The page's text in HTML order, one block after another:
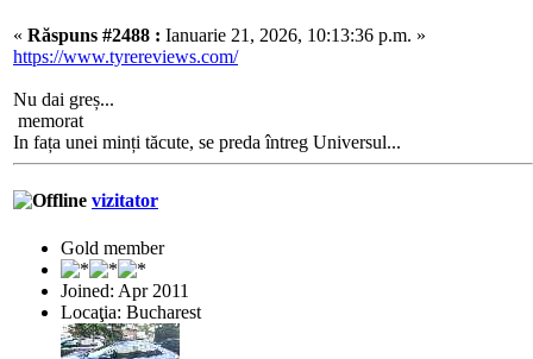
« Răspuns #2488 : Ianuarie 21, 2026, 10:13:36 p.m. »
https://www.tyrereviews.com/
Nu dai greș...
memorat
In fața unei minți tăcute, se preda întreg Universul...
vizitator
Gold member
Joined: Apr 2011
Locaţia: Bucharest